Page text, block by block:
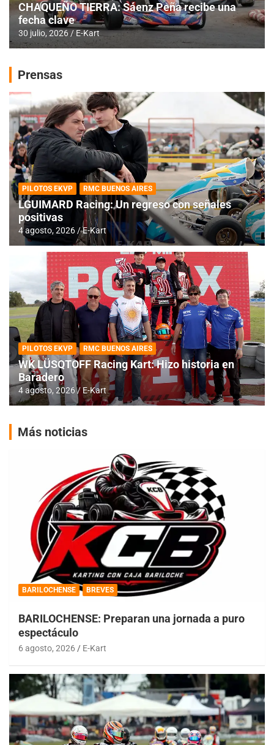
CHAQUEÑO TIERRA: Sáenz Peña recibe una
fecha clave
30 julio, 2026 E-Kart
Prensas
PILOTOS EKVP RMC BUENOS AIRES
LGUIMARD Racing: Un regreso con señales
positivas
4 agosto, 2026 E-Kart
PILOTOS EKVP RMC BUENOS AIRES
WK LÜSQTOFF Racing Kart: Hizo historia en
Baradero
4 agosto, 2026 E-Kart
Más noticias
BARILOCHENSE BREVES
BARILOCHENSE: Preparan una jornada a puro
espectáculo
6 agosto, 2026 E-Kart